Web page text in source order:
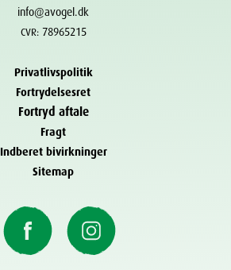
info@avogel.dk
CVR: 78965215
Privatlivspolitik
Fortrydelsesret
Fortryd aftale
Fragt
Indberet bivirkninger
Sitemap